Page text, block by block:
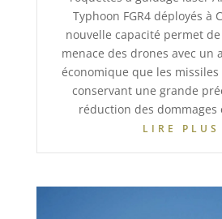
Typhoon FGR4 déployés à
nouvelle capacité permet
menace des drones avec un
économique que les
conservant une grande
réduction des dommages
LIRE PLUS